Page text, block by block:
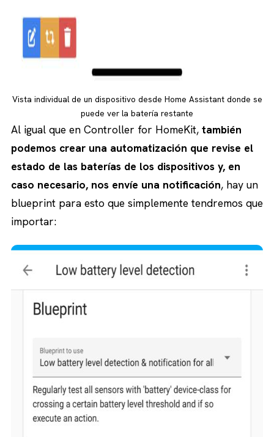
Vista individual de un dispositivo desde Home Assistant donde se
puede ver la batería restante
Al igual que en Controller for HomeKit, también
podemos crear una automatización que revise el
estado de las baterías de los dispositivos y, en
caso necesario, nos envíe una notificación, hay un
blueprint para esto que simplemente tendremos que
importar: